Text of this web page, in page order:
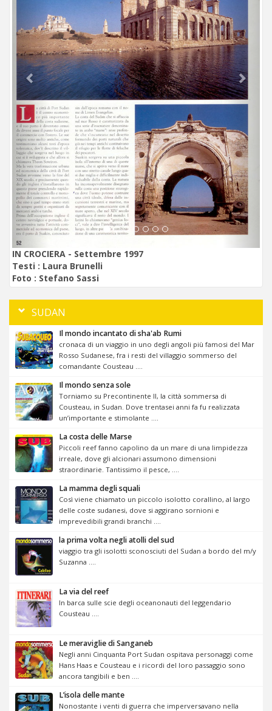
IN CROCIERA - Settembre 1997
Testi : Laura Brunelli
Foto : Stefano Sassi
SUDAN
Il mondo incantato di sha'ab Rumi
cronaca di un viaggio in uno degli angoli più famosi del Mar
Rosso Sudanese, fra i resti del villaggio sommerso del
comandante Cousteau ....
Il mondo senza sole
Torniamo su Precontinente II, la città sommersa di
Cousteau, in Sudan. Dove trentasei anni fa fu realizzata
un’importante e stimolante ....
La costa delle Marse
Piccoli reef fanno capolino da un mare di una limpidezza
irreale, dove gli alcionari assumono dimensioni
straordinarie. Tantissimo il pesce, ....
La mamma degli squali
Così viene chiamato un piccolo isolotto corallino, al largo
delle coste sudanesi, dove si aggirano sornioni e
imprevedibili grandi branchi ....
la prima volta negli atolli del sud
viaggio tra gli isolotti sconosciuti del Sudan a bordo del m/y
Suzanna ....
La via del reef
In barca sulle scie degli oceanonauti del leggendario
Cousteau ....
Le meraviglie di Sanganeb
Negli anni Cinquanta Port Sudan ospitava personaggi come
Hans Haas e Cousteau e i ricordi del loro passaggio sono
ancora tangibili e ben ....
L’isola delle mante
Nonostante i venti di guerra che imperversavano nella